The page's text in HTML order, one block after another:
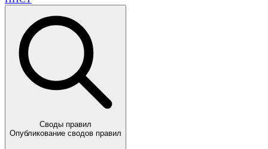
Своды правил
Опубликование сводов правил